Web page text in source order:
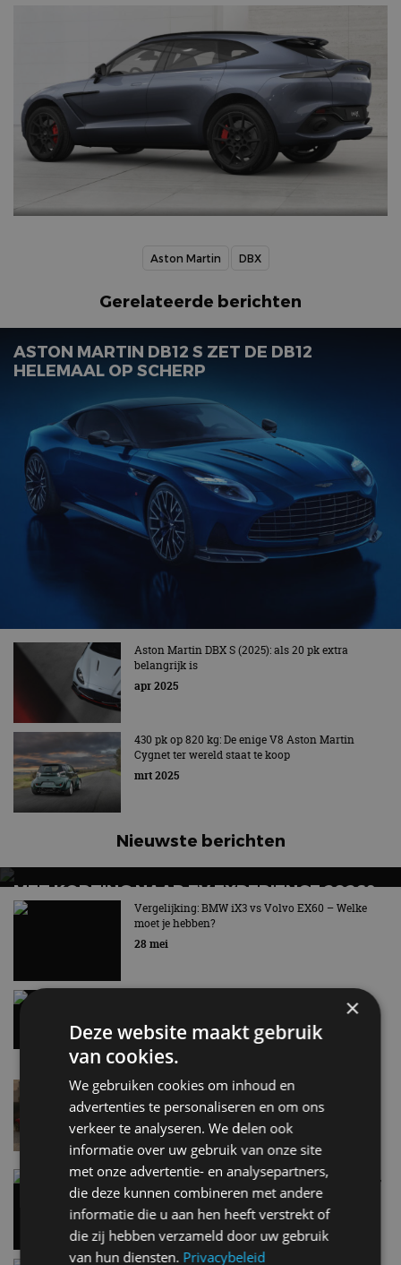
Aston Martin DBX
Gerelateerde berichten
ASTON MARTIN DB12 S ZET DE DB12
HELEMAAL OP SCHERP
Aston Martin DBX S (2025): als 20 pk extra
belangrijk is
apr 2025
430 pk op 820 kg: De enige V8 Aston Martin
Cygnet ter wereld staat te koop
mrt 2025
Nieuwste berichten
MET KORTING NAAR EV EXPERIENCE 2026?
AUTORAI REGELT HET!
EV Experience 2026 van 24 tot 26 september
Vergelijking: BMW iX3 vs Volvo EX60 – Welke
moet je hebben?
28 mei
Lamborghini Revuelto eert 60 jaar Miura met
speciale editie
6 aug
Carbon fibre op je laadkabel: nergens voor nodig,
en precies daarom geweldig
5 aug
×
Deze website maakt gebruik
van cookies.
We gebruiken cookies om inhoud en
advertenties te personaliseren en om ons
verkeer te analyseren. We delen ook
informatie over uw gebruik van onze site
met onze advertentie- en analysepartners,
die deze kunnen combineren met andere
informatie die u aan hen heeft verstrekt of
die zij hebben verzameld door uw gebruik
van hun diensten. Privacybeleid